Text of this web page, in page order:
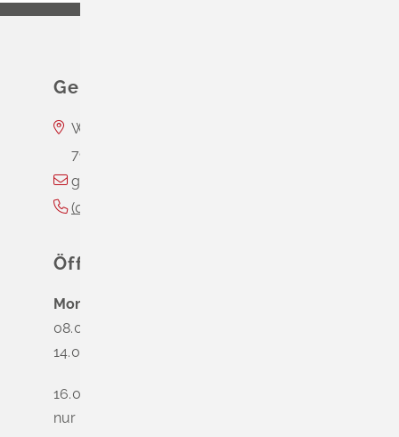
Gemeinde Schliengen
Wasserschloss Entenstein
79418
gemeinde@schliengen.de
(0
Öffnungszeiten
Montag
08.00 - 12.00 Uhr
14.00 - 16.00 Uhr
16.00 - 18.00 Uhr
nur nach Terminvereinbarung
Leichte Sprache